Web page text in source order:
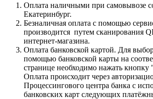
Оплата наличными при самовывозе
Екатеринбург.
Безналичная оплата с помощью
производится путем сканирования
интернет-магазина.
Оплата банковской картой. Для
помощью банковской карты на
странице необходимо нажать
Оплата происходит через
Процессингового центра банка с
банковских карт следующих